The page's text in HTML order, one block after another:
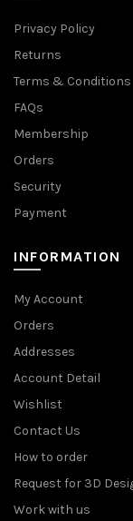
Privacy Policy
Returns
Terms & Conditions
FAQs
Membership
Orders
Security
Payment
INFORMATION
My Account
Orders
Addresses
Account Detail
Wishlist
Contact Us
How to order
Request for 3D
Work with us